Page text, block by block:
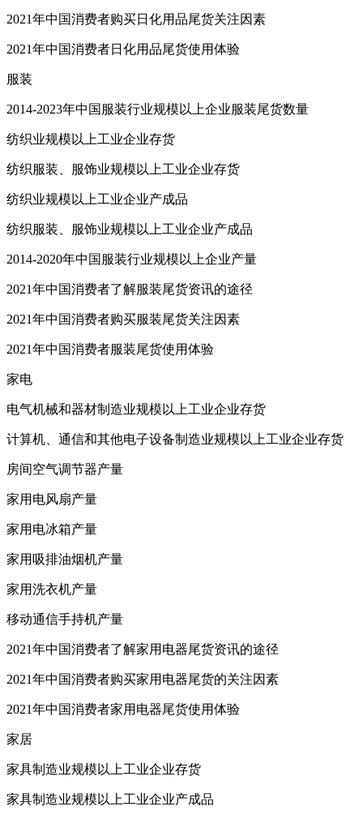
2021年中国消费者购买日化用品尾货关注因素
2021年中国消费者日化用品尾货使用体验
服装
2014-2023年中国服装行业规模以上企业服装尾货数量
纺织业规模以上工业企业存货
纺织服装、服饰业规模以上工业企业存货
纺织业规模以上工业企业产成品
纺织服装、服饰业规模以上工业企业产成品
2014-2020年中国服装行业规模以上企业产量
2021年中国消费者了解服装尾货资讯的途径
2021年中国消费者购买服装尾货关注因素
2021年中国消费者服装尾货使用体验
家电
电气机械和器材制造业规模以上工业企业存货
计算机、通信和其他电子设备制造业规模以上工业企业存货
房间空气调节器产量
家用电风扇产量
家用电冰箱产量
家用吸排油烟机产量
家用洗衣机产量
移动通信手持机产量
2021年中国消费者了解家用电器尾货资讯的途径
2021年中国消费者购买家用电器尾货的关注因素
2021年中国消费者家用电器尾货使用体验
家居
家具制造业规模以上工业企业存货
家具制造业规模以上工业企业产成品